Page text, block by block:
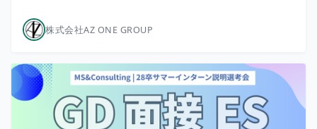
株式会社AZ ONE GROUP